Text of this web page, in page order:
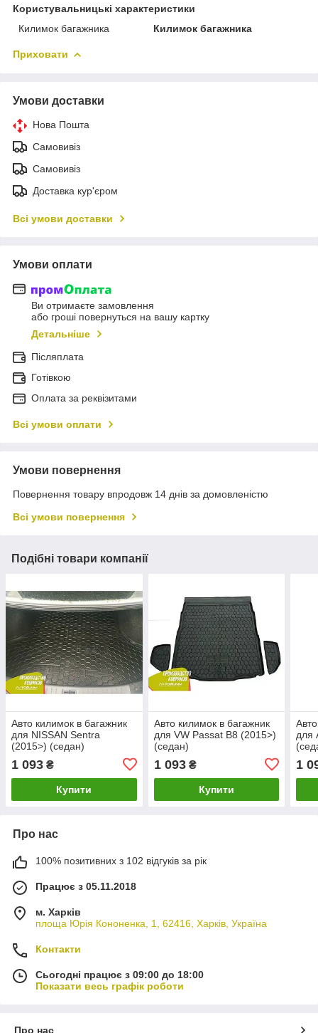
Користувальницькі характеристики
Килимок багажника
Килимок багажника
Приховати
Умови доставки
Нова Пошта
Самовивіз
Самовивіз
Доставка кур'єром
Всі умови доставки
Умови оплати
Ви отримаєте замовлення
або гроші повернуться на вашу картку
Детальніше
Післяплата
Готівкою
Оплата за реквізитами
Всі умови оплати
Умови повернення
Повернення товару впродовж 14 днів за домовленістю
Всі умови повернення
Подібні товари компанії
Авто килимок в багажник
для NISSAN Sentra
(2015>) (седан)
1 093 ₴
Купити
Авто килимок в багажник
для VW Passat B8 (2015>)
(седан)
1 093₴
Купити
для
1
Про нас
100% позитивних з 102 відгуків за рік
Працює з 05.11.2018
м. Харків
площа Юрія Кононенка, 1, 62416, Харків, Україна
Контакти
Сьогодні працює з 09:00 до 18:00
Показати весь графік роботи
Про нас